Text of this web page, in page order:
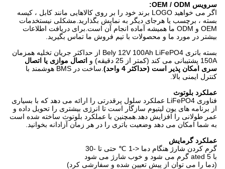
سرویس OEM / ODM:
اگر می خواهید LOGO برند خود را بر روی کالاهایی مانند کابل ، کیسه
بسته ، برچسب یا هرجای دیگر به نمایش بگذارید.مشکلی نیستخدمات
OEM و ODM ما همیشه آماده انجام آن است.برای دریافت اطلاعات
بیشتر در مورد ما و محصولات با تیم فروش ما تماس بگیرید.
بسته باتری Bely 12V 100Ah LiFePO4 از حداکثر جریان تخلیه همزمان
150A پشتیبانی می کند (کمتر از 25 دقیقه) و
اتصال موازی یا اتصال
سری امکان پذیر است (حداکثر 4 واحد)
.ساخت در BMS هوشمند با
کنترل ایمنی بالا.
عملکرد بلوتوث
فناوری LiFePO4 عملکرد سلول پرقدرتی را ارائه می دهد که با بسیاری
از برنامه های یون لیتیوم سازگار است تا انرژی بیشتری را تحویل داده و
عمر طولانی را افزایش دهد.همچنین با عملکرد بلوتوث ساخته شده است
به شما امکان می دهد وضعیت باتری را در هر زمان آزادانه بخوانید.
عملکرد گرمایش
گرم کردن شارژ هنگام دما <-1 ℃ حتی تا -30
با 5 ated گرم می شود و خوب شارژ می شود
(دما را می توان از پیش تعیین شده و سفارشی کرد)